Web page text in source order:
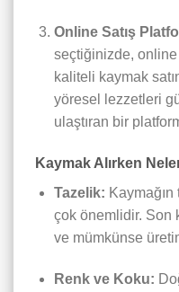
Online Satış
seçtiğinizde,
kaliteli kaymak
yöresel lezzetleri
ulaştıran bir
Kaymak Alırken
Tazelik: Kaymağın
çok önemlidir. Son
ve mümkünse
Renk ve Koku: